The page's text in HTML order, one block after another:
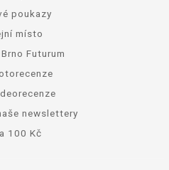
poukazy
místo
Futurum
newslettery
100 Kč